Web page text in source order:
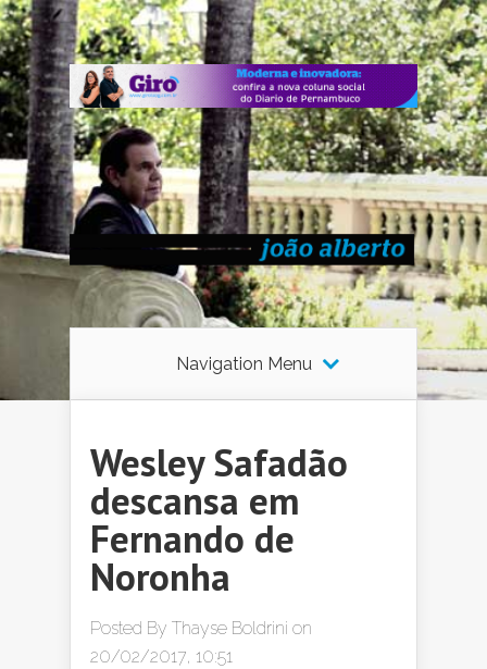
Navigation Menu
Wesley Safadão
descansa em
Fernando de
Noronha
Posted By Thayse Boldrini on
20/02/2017, 10:51